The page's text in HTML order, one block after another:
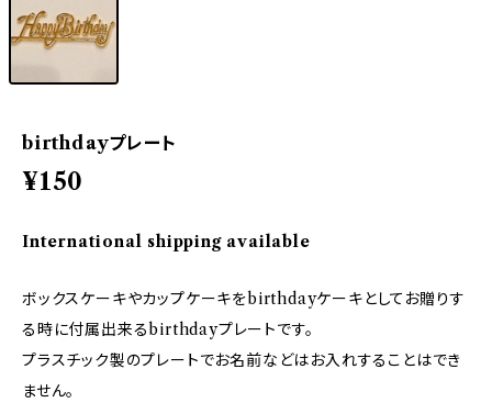
birthdayプレート
¥150
International shipping available
ボックスケーキやカップケーキをbirthdayケーキとしてお贈りす
る時に付属出来るbirthdayプレートです。
プラスチック製のプレートでお名前などはお入れすることはでき
ません。